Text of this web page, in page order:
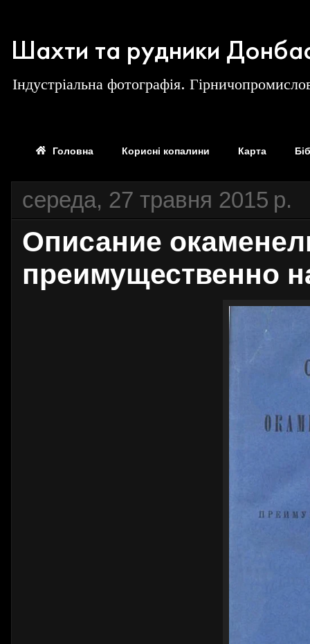
Шахти та рудники
Індустріальна фотографія.
Головна Корисні копалини Карта
середа, 27 травня 2015 р.
Описание
преимущественно